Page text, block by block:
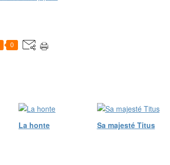
0
La honte Sa majesté Titus